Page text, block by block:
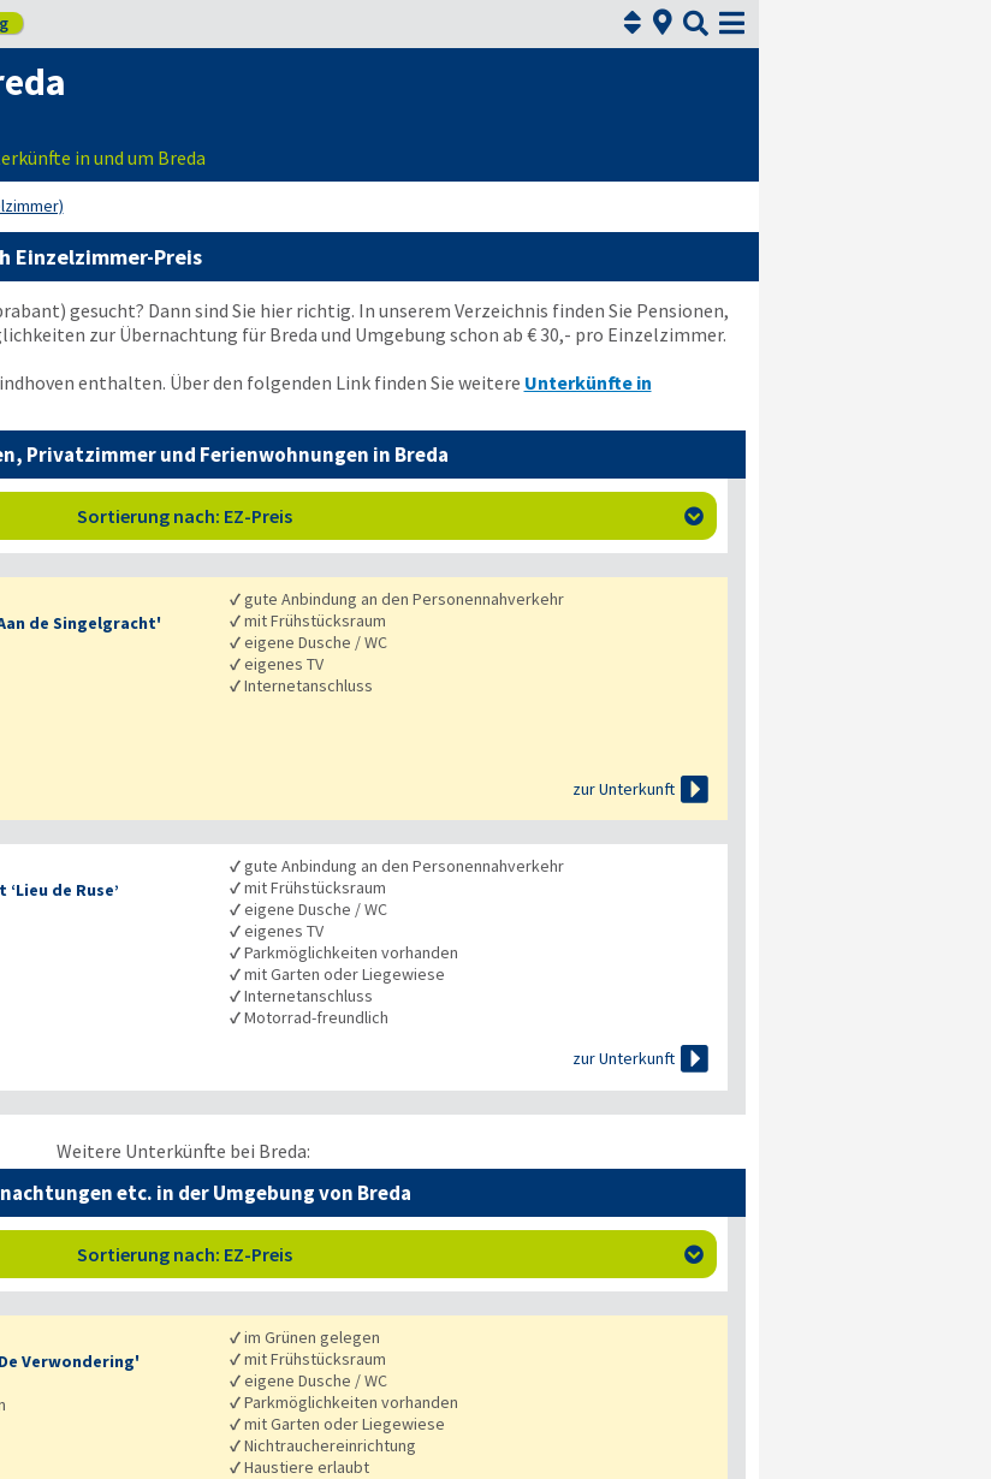
 

in und um Breda
Einzelzimmer-Preis
gesucht? Dann sind Sie hier richtig. In unserem Verzeichnis finden Sie Pensionen,
zur Übernachtung für Breda und Umgebung schon ab € 30,- pro Einzelzimmer.
enthalten. Über den folgenden Link finden Sie weitere Unterkünfte in
Privatzimmer und Ferienwohnungen in Breda
Sortierung nach: EZ-Preis 
de Singelgracht'
✓gute Anbindung an den Personennahverkehr
✓mit Frühstücksraum
✓eigene Dusche / WC
✓eigenes TV
✓Internetanschluss
zur Unterkunft 
de Ruse’
✓gute Anbindung an den Personennahverkehr
✓mit Frühstücksraum
✓eigene Dusche / WC
✓eigenes TV
✓Parkmöglichkeiten vorhanden
✓mit Garten oder Liegewiese
✓Internetanschluss
✓Motorrad-freundlich
zur Unterkunft 
Weitere Unterkünfte bei Breda:
etc. in der Umgebung von Breda
Sortierung nach: EZ-Preis 
Verwondering'
✓im Grünen gelegen
✓mit Frühstücksraum
✓eigene Dusche / WC
✓Parkmöglichkeiten vorhanden
✓mit Garten oder Liegewiese
✓Nichtrauchereinrichtung
✓Haustiere erlaubt